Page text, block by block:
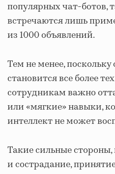
популярных чат-ботов,
встречаются лишь
из 1000 объявлений.
Тем не менее, поскольку
становится все более
сотрудникам важно
или «мягкие» навыки,
интеллект не может
Такие сильные
и сострадание,